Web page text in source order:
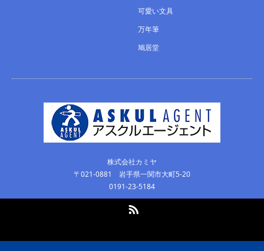
可愛い文具
万年筆
鳩居堂
株式会社カミヤ
〒021-0881 岩手県一関市大町5-20
0191-23-5184
RSS